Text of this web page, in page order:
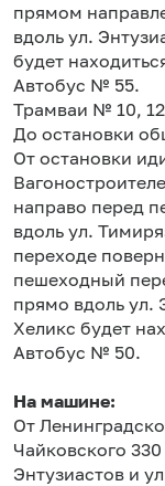
прямом
вдоль ул.
будет
Автобус № 55.
Трамваи № 10,
До остановки
От остановки
направо перед
вдоль ул.
переходе
пешеходный
прямо вдоль ул.
Хеликс будет
Автобус № 50.
На машине:
От
Чайковского
Энтузиастов и